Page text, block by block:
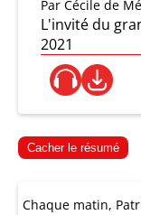
Par Cécile de
L'invité du
2021
Cacher le résumé
Chaque matin,